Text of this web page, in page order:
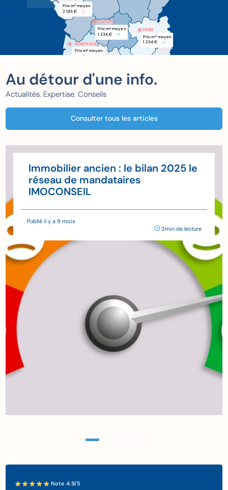
Prix m2 moyen
2 193 €
BORDEAUX
BORDEAUX
Prix m2 moyen
xxx €
POITIER
POITIER
Prix m2 moyen
1 234 €
LYON
Prix m2 moyen
1 234 €
Au détour d'une info.
Actualités. Expertise. Conseils
Consulter tous les articles
Immobilier ancien : le bilan 2025 le
réseau de mandataires
IMOCONSEIL
Publié il y a 9 mois
3min de lecture
Note 4.9/5